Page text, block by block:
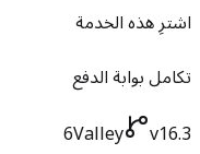
اشترِ هذه الخدمة
تكامل بوابة الدفع
6Valley
v16.3